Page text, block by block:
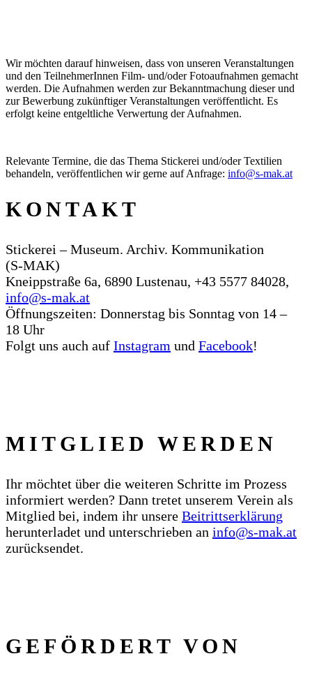
Wir möchten darauf hinweisen, dass von unseren Veranstaltungen
und den TeilnehmerInnen Film- und/oder Fotoaufnahmen gemacht
werden. Die Aufnahmen werden zur Bekanntmachung dieser und
zur Bewerbung zukünftiger Veranstaltungen veröffentlicht. Es
erfolgt keine entgeltliche Verwertung der Aufnahmen.
Relevante Termine, die das Thema Stickerei und/oder Textilien
behandeln, veröffentlichen wir gerne auf Anfrage: info@s‑mak.at
KONTAKT
Stickerei – Museum. Archiv. Kommunikation
(S‑MAK)
Kneippstraße 6a, 6890 Lustenau, +43 5577 84028,
info@s‑mak.at
Öffnungszeiten: Donnerstag bis Sonntag von 14 –
18 Uhr
Folgt uns auch auf Instagram und Facebook!
MITGLIED WERDEN
Ihr möchtet über die weiteren Schritte im Prozess
informiert werden? Dann tretet unserem Verein als
Mitglied bei, indem ihr unsere Beitrittserklärung
herunterladet und unterschrieben an info@s‑mak.at
zurücksendet.
GEFÖRDERT VON